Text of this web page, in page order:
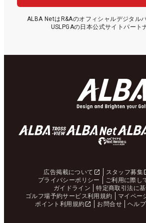
ALBA NetはR&Aのオフィシャルデジタル
USLPGAの日本公式サイトパート
広告掲載について スタッフ募集
プライバシーポリシー
ご利用に際し
ガイドライン
特定商取引法に
ゴルフ場予約サービス利用規約
マイペー
ポイント利用規約
お問合せ ヘルプ